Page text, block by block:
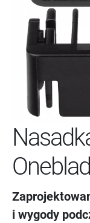
i wygody